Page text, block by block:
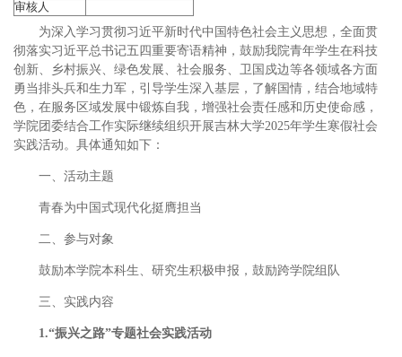
审核人
为深入学习贯彻习近平新时代中国特色社会主义思想，全面贯
彻落实习近平总书记五四重要寄语精神，鼓励我院青年学生在科技
创新、乡村振兴、绿色发展、社会服务、卫国戍边等各领域各方面
勇当排头兵和生力军，引导学生深入基层，了解国情，结合地域特
色，在服务区域发展中锻炼自我，增强社会责任感和历史使命感，
学院团委结合工作实际继续组织开展吉林大学2025年学生寒假社会
实践活动。具体通知如下：
一、活动主题
青春为中国式现代化挺膺担当
二、参与对象
鼓励本学院本科生、研究生积极申报，鼓励跨学院组队
三、实践内容
1.“振兴之路”专题社会实践活动